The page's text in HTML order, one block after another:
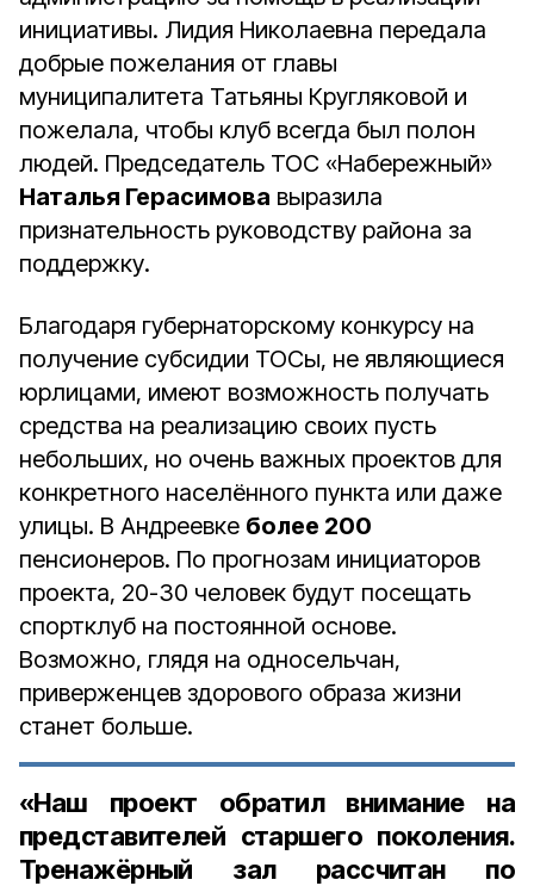
инициативы. Лидия Николаевна передала
добрые пожелания от главы
муниципалитета Татьяны Кругляковой и
пожелала, чтобы клуб всегда был полон
людей. Председатель ТОС «Набережный»
Наталья Герасимова выразила
признательность руководству района за
поддержку.
Благодаря губернаторскому конкурсу на
получение субсидии ТОСы, не являющиеся
юрлицами, имеют возможность получать
средства на реализацию своих пусть
небольших, но очень важных проектов для
конкретного населённого пункта или даже
улицы. В Андреевке более 200
пенсионеров. По прогнозам инициаторов
проекта, 20-30 человек будут посещать
спортклуб на постоянной основе.
Возможно, глядя на односельчан,
приверженцев здорового образа жизни
станет больше.
«Наш проект обратил внимание на
представителей старшего поколения.
Тренажёрный зал рассчитан по